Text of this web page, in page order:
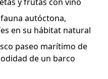
autóctona,
en su hábitat natural
paseo marítimo de
de un barco